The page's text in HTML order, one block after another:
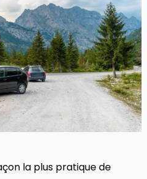
la plus pratique de